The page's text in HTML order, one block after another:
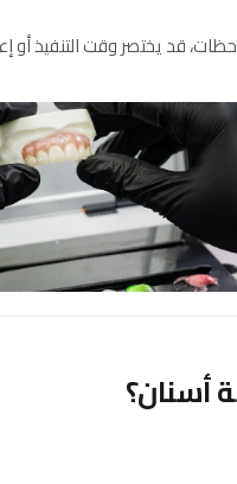
قد يختصر وقت التنفيذ
أسنان؟